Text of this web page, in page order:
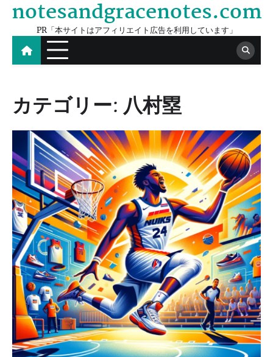
Skip
content
notesandgracenotes.com
PR「本サイトはアフィリエイト広告を利用しています」
カテゴリー:八村塁